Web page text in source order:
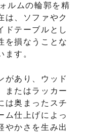
ルムの輪郭を精
は、ソファやク
ドテーブルとし
を損なうことな
す。
があり、ウッド
またはラッカー
は奥まったスチ
ム仕上げによっ
やかさを生み出